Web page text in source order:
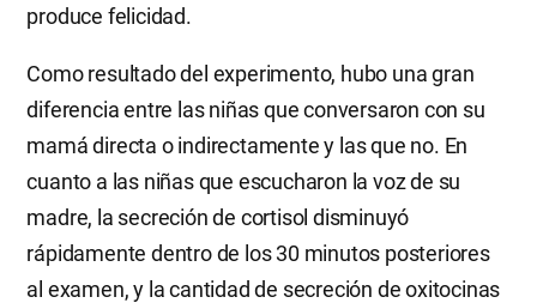
produce felicidad.
Como resultado del experimento, hubo una gran
diferencia entre las niñas que conversaron con su
mamá directa o indirectamente y las que no. En
cuanto a las niñas que escucharon la voz de su
madre, la secreción de cortisol disminuyó
rápidamente dentro de los 30 minutos posteriores
al examen, y la cantidad de secreción de oxitocinas